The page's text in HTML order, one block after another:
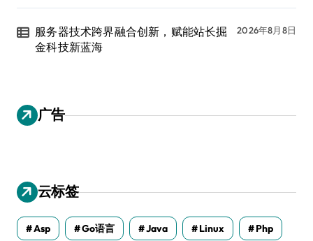
服务器技术跨界融合创新，赋能站长掘
金科技新蓝海
2026年8月8日
广告
云标签
Asp Go语言 Java Linux Php